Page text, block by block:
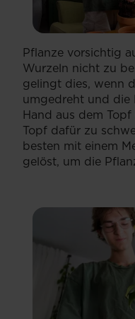
Pflanze vorsichtig
Wurzeln nicht zu
gelingt dies, wenn
umgedreht und die
Hand aus dem
Topf dafür zu
besten mit einem
gelöst, um die